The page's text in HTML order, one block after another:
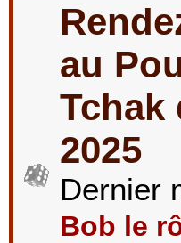
au
Tchak
2025
Dernier
Bob le